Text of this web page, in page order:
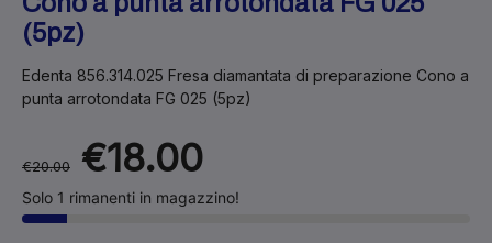
(5pz)
Edenta 856.314.025 Fresa diamantata di preparazione Cono a
punta arrotondata FG 025 (5pz)
€20.00 €18.00
Solo 1 rimanenti in magazzino!